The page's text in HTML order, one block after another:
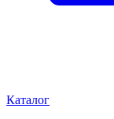
Каталог